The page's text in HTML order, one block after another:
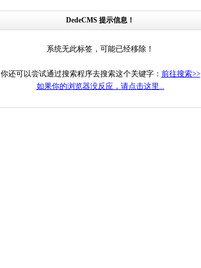
DedeCMS 提示信息！
系统无此标签，可能已经移除！
你还可以尝试通过搜索程序去搜索这个关键字： 前往搜索>>
如果你的浏览器没反应，请点击这里...